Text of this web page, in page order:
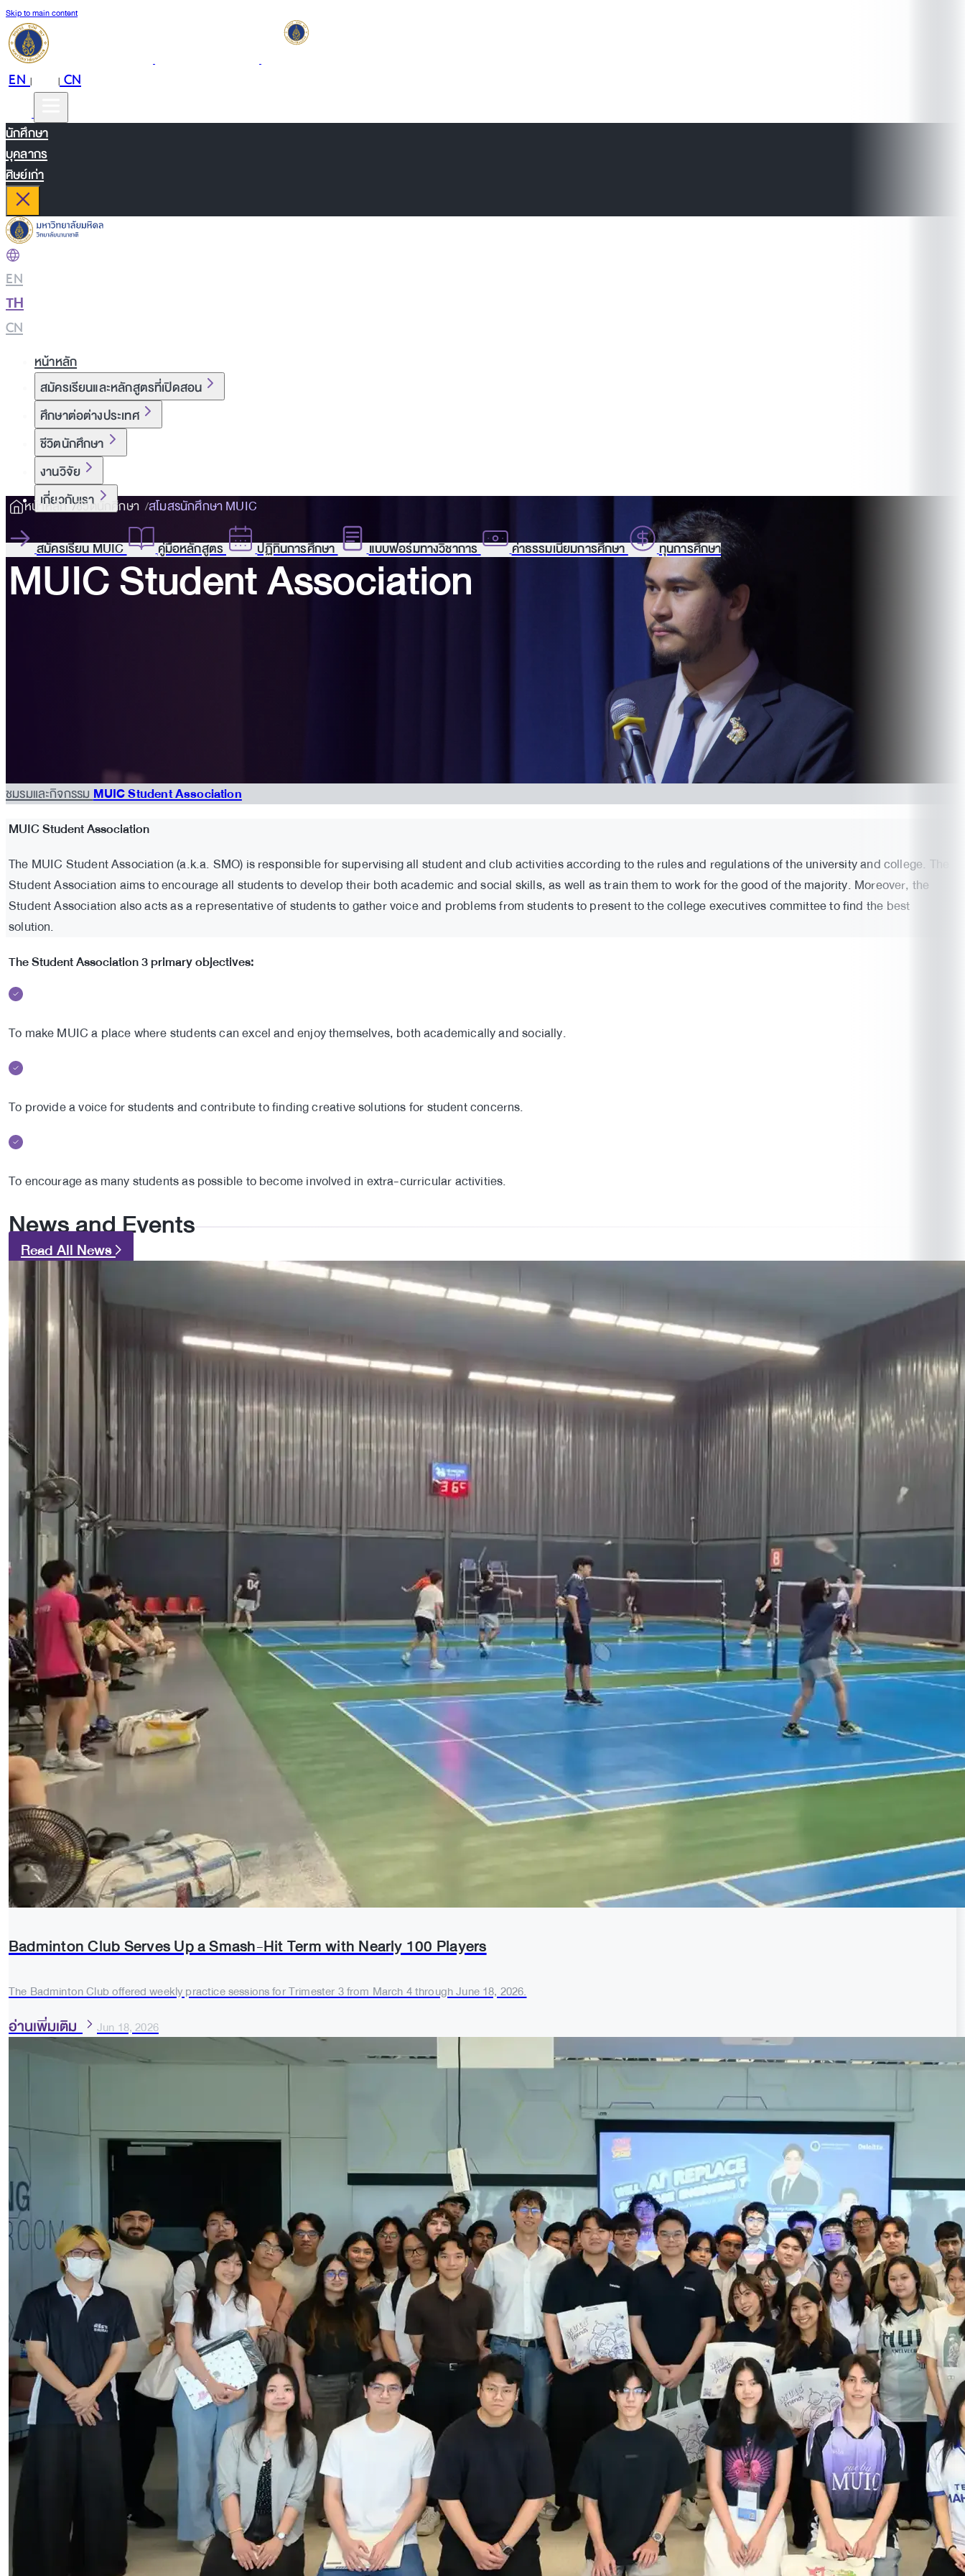
Skip to main content
EN| |CN
นักศึกษา
บุคลากร
ศิษย์เก่า
EN
TH
CN
หน้าหลัก
สมัครเรียนและหลักสูตรที่เปิดสอน
ศึกษาต่อต่างประเทศ
ชีวิตนักศึกษา
งานวิจัย
เกี่ยวกับเรา
สมัครเรียน MUIC คู่มือหลักสูตร ปฏิทินการศึกษา แบบฟอร์มทางวิชาการ ค่าธรรมเนียมการศึกษา ทุนการศึกษา
หน้าหลัก ชีวิตนักศึกษา สโมสรนักศึกษา MUIC
MUIC Student Association
ชมรมและกิจกรรมMUIC Student Association
MUIC Student Association
The MUIC Student Association (a.k.a. SMO) is responsible for supervising all student and club activities according to the rules and regulations of the university and college. The
Student Association aims to encourage all students to develop their both academic and social skills, as well as train them to work for the good of the majority. Moreover, the
Student Association also acts as a representative of students to gather voice and problems from students to present to the college executives committee to find the best
solution.
The Student Association 3 primary objectives:
To make MUIC a place where students can excel and enjoy themselves, both academically and socially.
To provide a voice for students and contribute to finding creative solutions for student concerns.
To encourage as many students as possible to become involved in extra-curricular activities.
News and Events
Read All News
Badminton Club Serves Up a Smash-Hit Term with Nearly 100 Players
The Badminton Club offered weekly practice sessions for Trimester 3 from March 4 through June 18, 2026.
อ่านเพิ่มเติม Jun 18, 2026